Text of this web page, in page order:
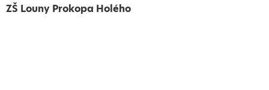
ZŠ Louny Prokopa Holého